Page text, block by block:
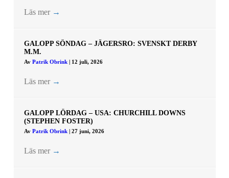
Läs mer →
GALOPP SÖNDAG – JÄGERSRO: SVENSKT DERBY
M.M.
Av Patrik Obrink 12 juli, 2026
Läs mer →
GALOPP LÖRDAG – USA: CHURCHILL DOWNS
(STEPHEN FOSTER)
Av Patrik Obrink 27 juni, 2026
Läs mer →